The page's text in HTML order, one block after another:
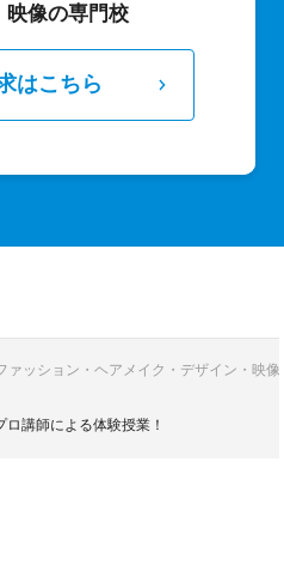
映像の専門校
はこちら
ァッション・ヘアメイク・デザイン・映
ロ講師による体験授業！